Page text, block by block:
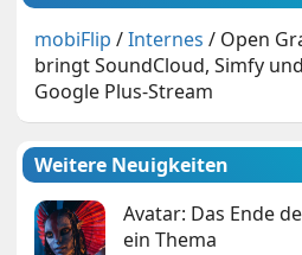
mobiFlip /Internes / Open
bringt SoundCloud, Simfy
Google Plus-Stream
Weitere Neuigkeiten
Avatar: Das Ende
ein Thema